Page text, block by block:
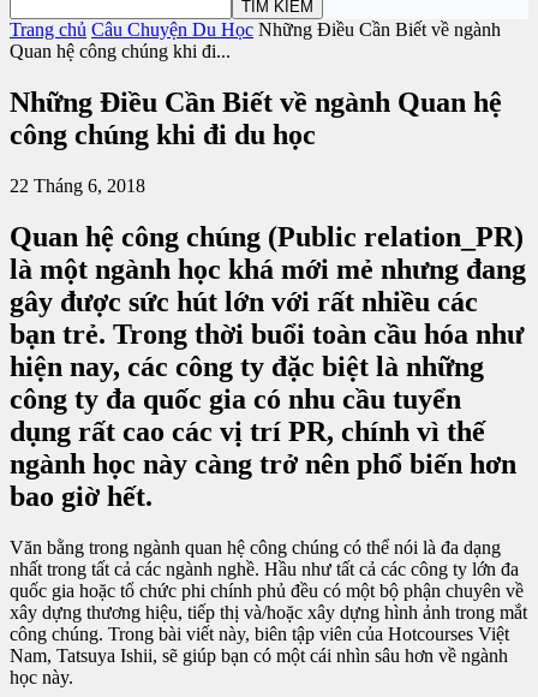
Trang chủ Câu Chuyện Du Học Những Điều Cần Biết về ngành
Quan hệ công chúng khi đi...
Những Điều Cần Biết về ngành Quan hệ
công chúng khi đi du học
22 Tháng 6, 2018
Quan hệ công chúng (Public relation_PR)
là một ngành học khá mới mẻ nhưng đang
gây được sức hút lớn với rất nhiều các
bạn trẻ. Trong thời buổi toàn cầu hóa như
hiện nay, các công ty đặc biệt là những
công ty đa quốc gia có nhu cầu tuyển
dụng rất cao các vị trí PR, chính vì thế
ngành học này càng trở nên phổ biến hơn
bao giờ hết.
Văn bằng trong ngành quan hệ công chúng có thể nói là đa dạng
nhất trong tất cả các ngành nghề. Hầu như tất cả các công ty lớn đa
quốc gia hoặc tổ chức phi chính phủ đều có một bộ phận chuyên về
xây dựng thương hiệu, tiếp thị và/hoặc xây dựng hình ảnh trong mắt
công chúng. Trong bài viết này, biên tập viên của Hotcourses Việt
Nam, Tatsuya Ishii, sẽ giúp bạn có một cái nhìn sâu hơn về ngành
học này.